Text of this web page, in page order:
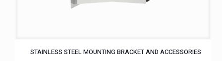
STAINLESS STEEL MOUNTING BRACKET AND ACCESSORIES